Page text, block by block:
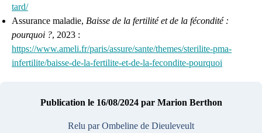
tard/
Assurance maladie, Baisse de la fertilité et de la fécondité :
pourquoi ?, 2023 :
https://www.ameli.fr/paris/assure/sante/themes/sterilite-pma-
infertilite/baisse-de-la-fertilite-et-de-la-fecondite-pourquoi
Publication le 16/08/2024 par Marion Berthon
Relu par Ombeline de Dieuleveult